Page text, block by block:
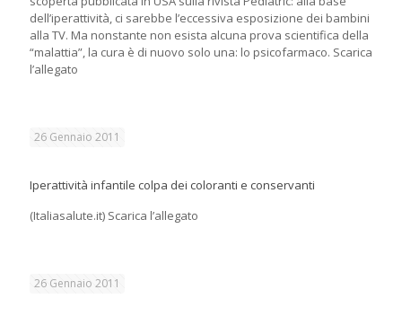
dell’iperattività, ci sarebbe l’eccessiva esposizione dei bambini
alla TV. Ma nonstante non esista alcuna prova scientifica della
“malattia”, la cura è di nuovo solo una: lo psicofarmaco. Scarica
l’allegato
26 Gennaio 2011
Iperattività infantile colpa dei coloranti e conservanti
(Italiasalute.it) Scarica l’allegato
26 Gennaio 2011